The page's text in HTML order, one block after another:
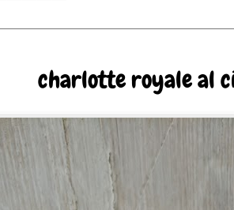
charlotte royale al